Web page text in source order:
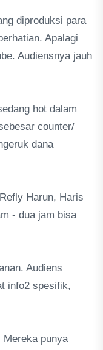
diproduksi para
Apalagi
Audiensnya jauh
hot dalam
counter/
dana
Harun, Haris
- dua jam bisa
Audiens
info2 spesifik,
Mereka punya